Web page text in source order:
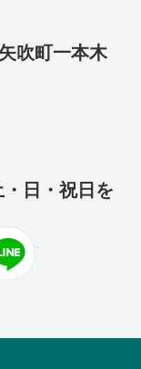
吹町一本木
日・祝日を